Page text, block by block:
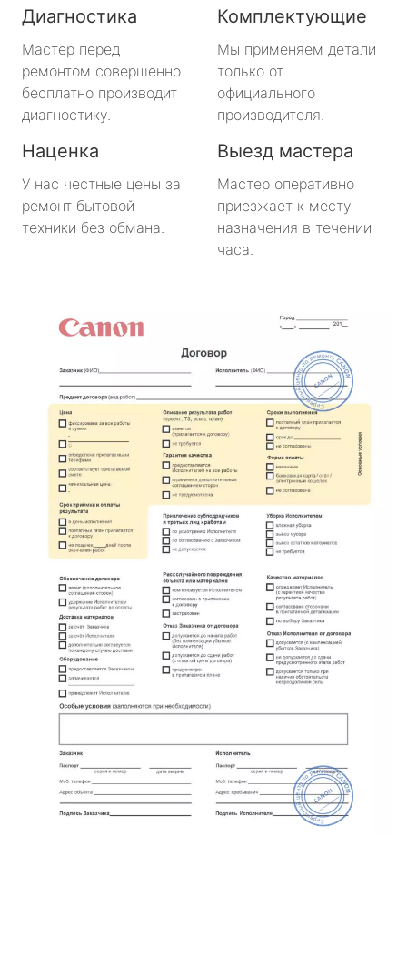
Диагностика
Мастер перед
ремонтом совершенно
бесплатно производит
диагностику.
Комплектующие
Мы применяем детали
только от
официального
производителя.
Наценка
У нас честные цены за
ремонт бытовой
техники без обмана.
Выезд мастера
Мастер оперативно
приезжает к месту
назначения в течении
часа.